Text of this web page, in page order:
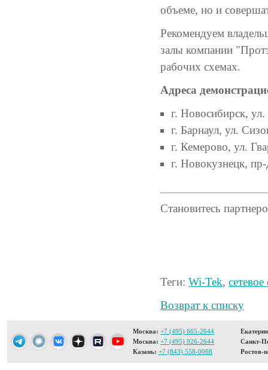
объеме, но и
Рекомендуем
залы компании
рабочих схемах.
Адреса
г. Новосибирск,
г. Барнаул, ул.
г. Кемерово, ул.
г. Новокузнецк,
Становитесь
Теги: Wi-Tek,
Возврат к списку
Москва: +7 (495) 665-2644
Москва: +7 (495) 926-2644
Казань: +7 (843) 558-0068
Санкт-
Ростов-